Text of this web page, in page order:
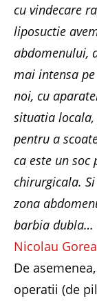
cu vindecare
liposuctie
abdomenului,
mai intensa
noi, cu
situatia
pentru a
ca este un
chirurgicala.
zona
barbia dubla…
Nicolau Gorea
De
operatii (de